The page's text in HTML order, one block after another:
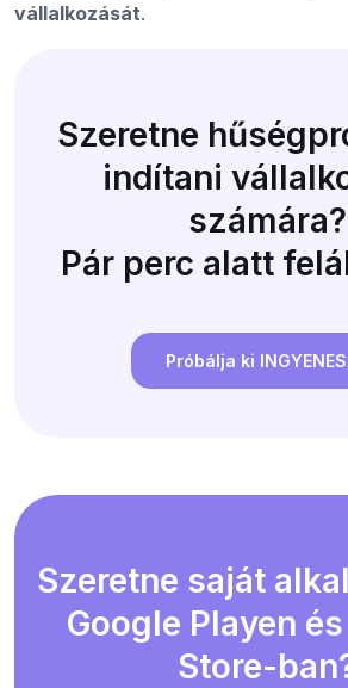
vállalkozását.
Szeretne
indítani
számára?
Pár perc alatt
Próbálja ki
Szeretne saját
Google Playen
Store-